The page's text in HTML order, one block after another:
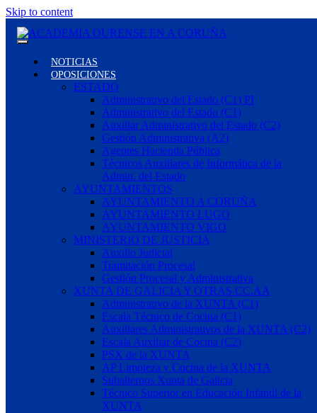
Skip to content
NOTICIAS
OPOSICIONES
ESTADO
Administrativo del Estado (C1) PI
Administrativo del Estado (C1)
Auxiliar Administrativo del Estado (C2)
Gestión Administrativa (A2)
Agentes Hacienda Pública
Técnicos Auxiliares de Informática de la
Admin. del Estado
AYUNTAMIENTOS
AYUNTAMIENTO A CORUÑA
AYUNTAMIENTO LUGO
AYUNTAMIENTO VIGO
MINISTERIO DE JUSTICIA
Auxilio Judicial
Tramitación Procesal
Gestión Procesal y Administrativa
XUNTA DE GALICIA Y OTRAS CC.AA
Administrativo de la XUNTA (C1)
Escala Técnico de Cocina (C1)
Auxiliares Administrativos de la XUNTA (C2)
Escala Auxiliar de Cocina (C2)
PSX de la XUNTA
AP Limpieza y Cocina de la XUNTA
Subalternos Xunta de Galicia
Técnico Superior en Educación Infantil de la
XUNTA